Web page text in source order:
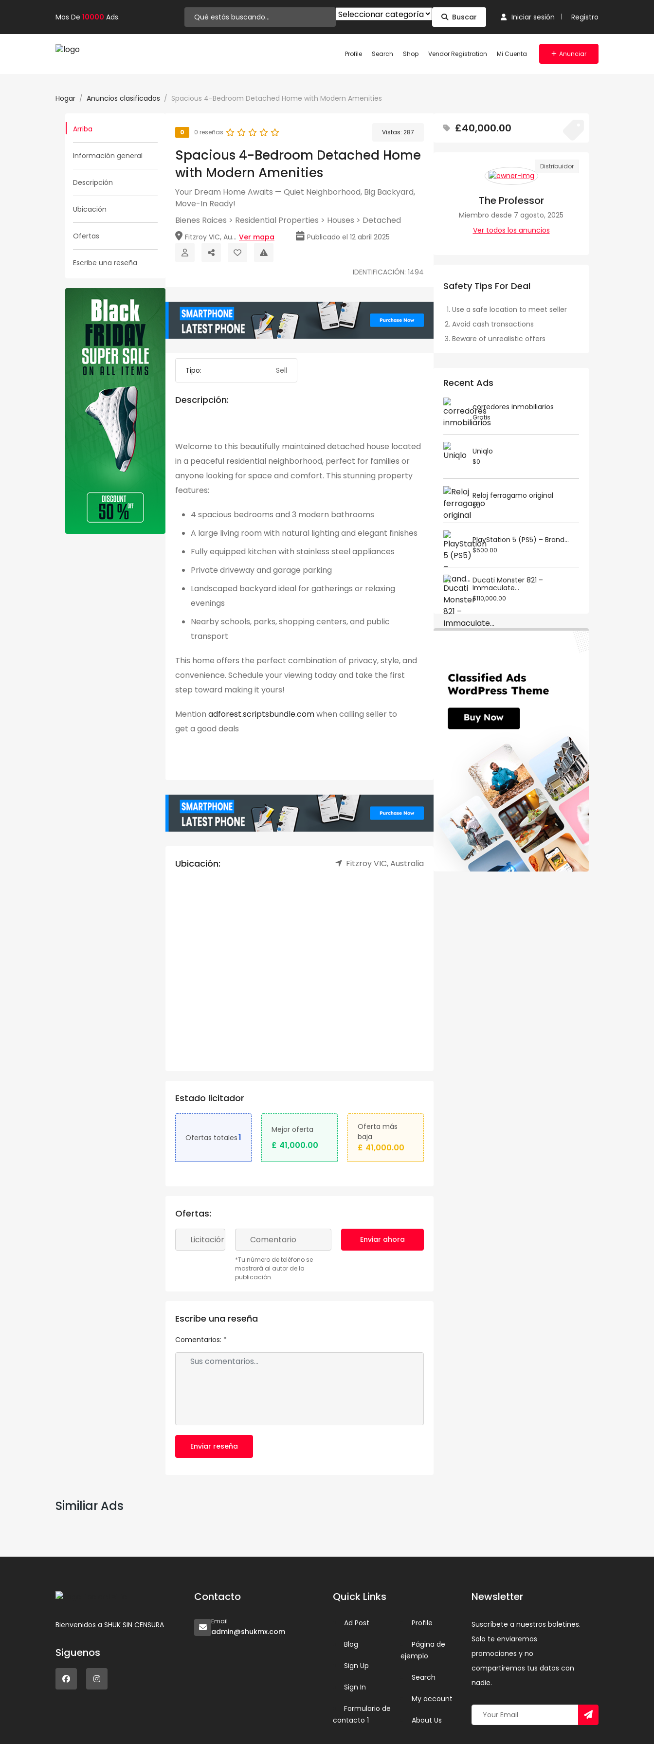
Mas De 10000 Ads. Buscar Iniciar sesión Registro
Profile Search Shop Vendor Registration Mi Cuenta Anunciar
Hogar Anuncios clasificados Spacious 4-Bedroom Detached Home with Modern Amenities
Arriba
Información general
Descripción
Ubicación
Ofertas
Escribe una reseña
0 0 reseñas Vistas: 287
Spacious 4-Bedroom Detached Home
with Modern Amenities
Your Dream Home Awaits — Quiet Neighborhood, Big Backyard,
Move-In Ready!
Bienes Raices > Residential Properties > Houses > Detached
Fitzroy VIC, Au... Ver mapa Publicado el 12 abril 2025
IDENTIFICACIÓN: 1494
Tipo: Sell
Descripción:
Welcome to this beautifully maintained detached house located
in a peaceful residential neighborhood, perfect for families or
anyone looking for space and comfort. This stunning property
features:
4 spacious bedrooms and 3 modern bathrooms
A large living room with natural lighting and elegant finishes
Fully equipped kitchen with stainless steel appliances
Private driveway and garage parking
Landscaped backyard ideal for gatherings or relaxing
evenings
Nearby schools, parks, shopping centers, and public
transport
This home offers the perfect combination of privacy, style, and
convenience. Schedule your viewing today and take the first
step toward making it yours!
Mention adforest.scriptsbundle.comwhen calling seller to
get a good deals
Ubicación: Fitzroy VIC, Australia
Estado licitador
Ofertas totales1
Mejor oferta
£ 41,000.00
Oferta más
baja
£ 41,000.00
Ofertas:
*Tu número de teléfono se
mostrará al autor de la
publicación.
Enviar ahora
Escribe una reseña
Comentarios: *
Enviar reseña
£40,000.00
Distribuidor
The Professor
Miembro desde 7 agosto, 2025
Ver todos los anuncios
Safety Tips For Deal
Use a safe location to meet seller
Avoid cash transactions
Beware of unrealistic offers
Recent Ads
corredores inmobiliarios
Gratis
Uniqlo
$0
Reloj ferragamo original
$0
PlayStation 5 (PS5) – Brand...
$500.00
Ducati Monster 821 –
Immaculate...
$110,000.00
Similiar Ads
Bienvenidos a SHUK SIN CENSURA
Siguenos
Contacto
Email
admin@shukmx.com
Quick Links
Ad Post
Blog
Sign Up
Sign In
Formulario de
contacto 1
Profile
Página de
ejemplo
Search
My account
About Us
Newsletter
Suscríbete a nuestros boletines.
Solo te enviaremos
promociones y no
compartiremos tus datos con
nadie.